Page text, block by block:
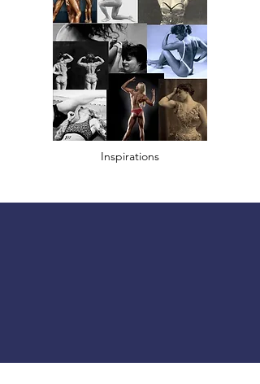
Inspirations